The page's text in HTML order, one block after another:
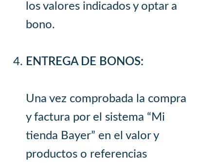
los valores indicados y optar a
bono.
ENTREGA DE BONOS:
Una vez comprobada la compra
y factura por el sistema “Mi
tienda Bayer” en el valor y
productos o referencias